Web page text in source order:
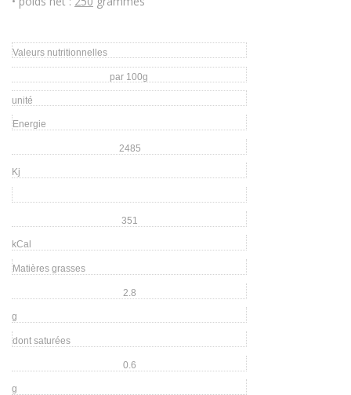
Valeurs nutritionnelles
par 100g
unité
Energie
2485
Kj
351
kCal
Matières grasses
2.8
g
dont saturées
0.6
g